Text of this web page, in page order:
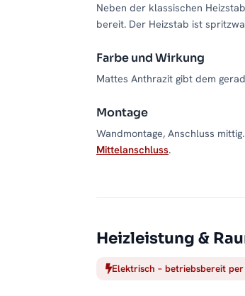
Neben der klassischen
bereit. Der Heizstab ist
Farbe und Wirkung
Mattes Anthrazit gibt dem
Montage
Wandmontage, Anschluss
Mittelanschluss.
Heizleistung &
Elektrisch – betriebsbereit